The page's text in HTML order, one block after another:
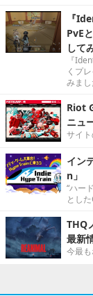
『
PvE
して
『
くプ
みまし
Riot
ニュ
サイ
イン
n」
“ハー
とし
THQ
最新
今最